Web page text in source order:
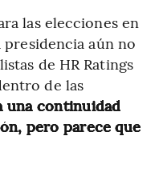
las elecciones en
presidencia aún no
de HR Ratings
de las
una continuidad
pero parece que